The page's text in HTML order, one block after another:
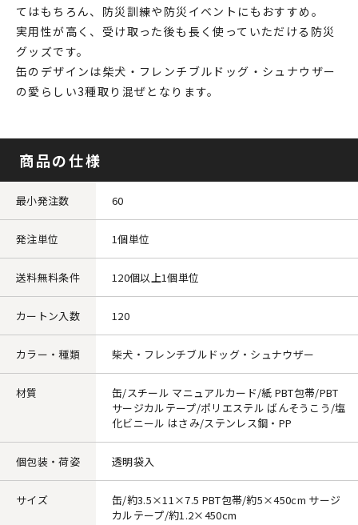
てはもちろん、防災訓練や防災イベントにもおすすめ。
実用性が高く、受け取った後も長く使っていただける防災
グッズです。
缶のデザインは柴犬・フレンチブルドッグ・シュナウザー
の愛らしい3種取り混ぜとなります。
商品の仕様
最小発注数 60
発注単位 1個単位
送料無料条件 120個以上1個単位
カートン入数 120
カラー・種類 柴犬・フレンチブルドッグ・シュナウザー
材質
缶/スチール マニュアルカード/紙 PBT包帯/PBT
サージカルテープ/ポリエステル ばんそうこう/塩
化ビニール はさみ/ステンレス鋼・PP
個包装・荷姿 透明袋入
サイズ
缶/約3.5×11×7.5 PBT包帯/約5×450cm サージ
カルテープ/約1.2×450cm